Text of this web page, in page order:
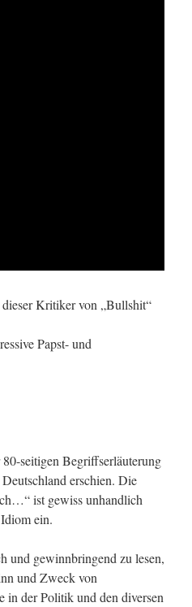
Kritiker von „Bullshit“
Papst- und
seitigen Begriffserläuterung
erschien. Die
ist gewiss unhandlich
ein.
und gewinnbringend zu lesen,
und Zweck von
in der Politik und den diversen